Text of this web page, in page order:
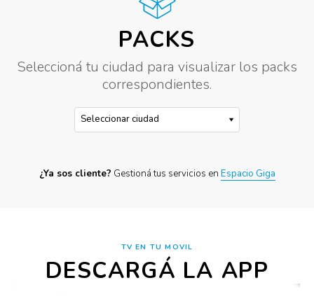
PACKS
Seleccioná tu ciudad para visualizar los packs
correspondientes.
¿Ya sos cliente? Gestioná tus servicios en Espacio Giga
TV EN TU MOVIL
DESCARGÁ LA APP